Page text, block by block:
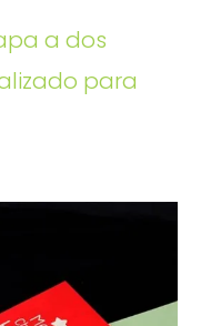
a dos
para